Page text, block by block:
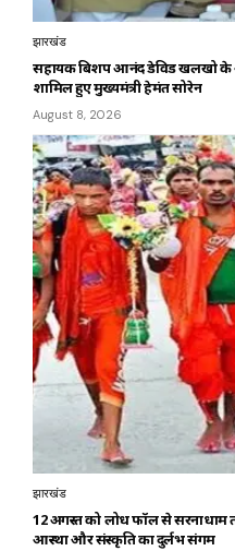
झारखंड
सहायक बिशप आनंद डेविड खलखो के
शामिल हुए मुख्यमंत्री हेमंत सोरेन
August 8, 2026
झारखंड
12 अगस्त को लोध फॉल से सरनाधाम
आस्था और संस्कृति का दुर्लभ संगम